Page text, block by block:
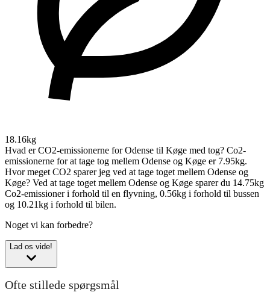
18.16kg
Hvad er CO2-emissionerne for Odense til Køge med tog? Co2-
emissionerne for at tage tog mellem Odense og Køge er 7.95kg.
Hvor meget CO2 sparer jeg ved at tage toget mellem Odense og
Køge? Ved at tage toget mellem Odense og Køge sparer du 14.75kg
Co2-emissioner i forhold til en flyvning, 0.56kg i forhold til bussen
og 10.21kg i forhold til bilen.
Noget vi kan forbedre?
Lad os vide!
Ofte stillede spørgsmål